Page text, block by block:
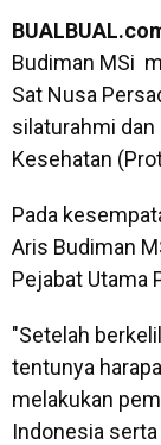
Budiman MSi
Sat Nusa
silaturahmi dan
Kesehatan
Pada
Aris Budiman
Pejabat Utama
"Setelah
tentunya
melakukan
Indonesia